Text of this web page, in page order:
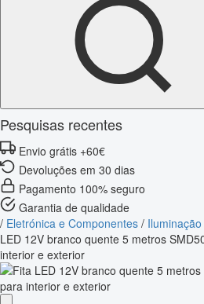
Pesquisas recentes
Envio grátis +60€
Devoluções em 30 dias
Pagamento 100% seguro
Garantia de qualidade
/ Eletrónica e Componentes /
LED 12V branco quente 5 metros
interior e exterior